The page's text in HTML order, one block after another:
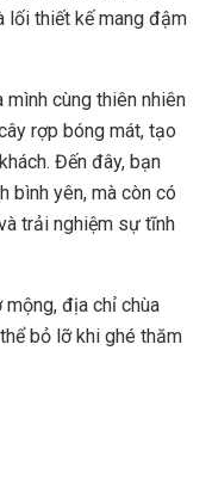
lối thiết kế mang đậm
mình cùng thiên nhiên
rợp bóng mát, tạo
Đến đây, bạn
bình yên, mà còn có
trải nghiệm sự tĩnh
địa chỉ chùa
bỏ lỡ khi ghé thăm